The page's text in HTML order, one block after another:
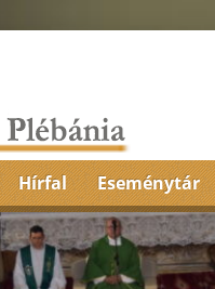
Hírfal Eseménytár